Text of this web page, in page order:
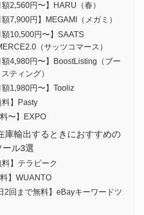
額2,560円〜】HARU（春）
7,900円】MEGAMI（メガミ）
額10,500円〜】SAATS
（サッツコマース）
額4,980円〜】BoostListing（ブー
ティング）
額1,980円〜】Tooliz
料】Pasty
〜】EXPO
庫輸出するときにおすすめの
ール3選
料】テラピーク
】WUANTO
2回まで無料】eBayキーワードツ